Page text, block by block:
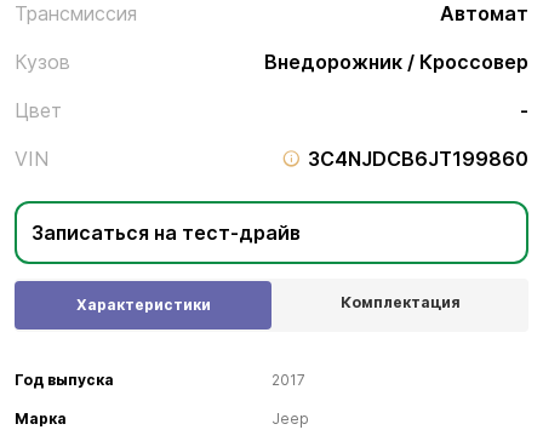
Трансмиссия
Автомат
Кузов
Внедорожник / Кроссовер
Цвет
-
VIN
3C4NJDCB6JT199860
Записаться на тест-драйв
Характеристики Комплектация
Год выпуска 2017
Марка Jeep